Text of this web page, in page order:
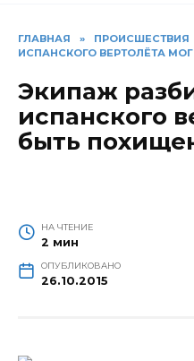
ГЛАВНАЯ » ПРОИСШЕСТВИЯ
ИСПАНСКОГО ВЕРТОЛЁТА
Экипаж
испанского
быть
НА ЧТЕНИЕ
2 мин
ОПУБЛИКОВАНО
26.10.2015